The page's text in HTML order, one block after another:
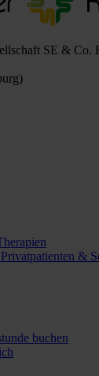
SE & Co.
&
buchen